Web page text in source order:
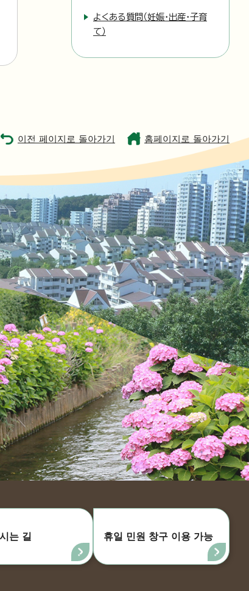
よくある質問（妊娠・出産・子育
て）
이전 페이지로 돌아가기 홈페이지로 돌아가기
는 길 휴일 민원 창구 이용 가능